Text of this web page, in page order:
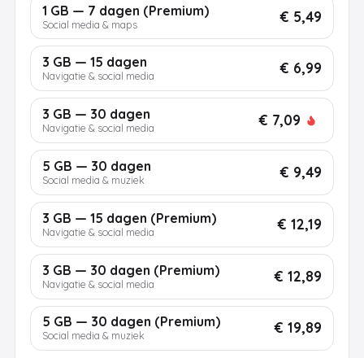
1 GB — 7 dagen (Premium)
Social media & maps € 5,49
3 GB — 15 dagen
Navigatie & social media € 6,99
3 GB — 30 dagen
Navigatie & social media € 7,09
5 GB — 30 dagen
Social media & muziek € 9,49
3 GB — 15 dagen (Premium)
Navigatie & social media € 12,19
3 GB — 30 dagen (Premium)
Navigatie & social media € 12,89
5 GB — 30 dagen (Premium)
Social media & muziek € 19,89